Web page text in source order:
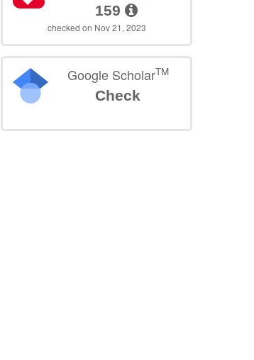
159
checked on Nov 21, 2023
Google ScholarTM
Check